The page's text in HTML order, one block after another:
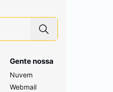
Gente nossa
Nuvem
Webmail